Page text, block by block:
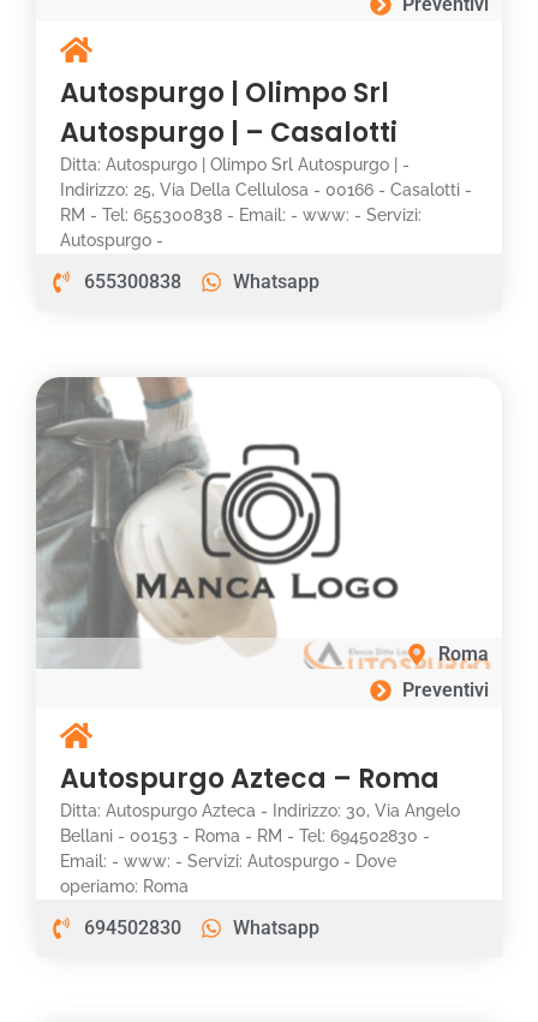
Autospurgo | Olimpo Srl
Autospurgo | – Casalotti
Ditta: Autospurgo | Olimpo Srl Autospurgo | -
Indirizzo: 25, Via Della Cellulosa - 00166 - Casalotti -
RM - Tel: 655300838 - Email: - www: - Servizi:
Autospurgo -
655300838 Whatsapp
Roma
Preventivi
Autospurgo Azteca – Roma
Ditta: Autospurgo Azteca - Indirizzo: 30, Via Angelo
Bellani - 00153 - Roma - RM - Tel: 694502830 -
Email: - www: - Servizi: Autospurgo - Dove
operiamo: Roma
694502830 Whatsapp